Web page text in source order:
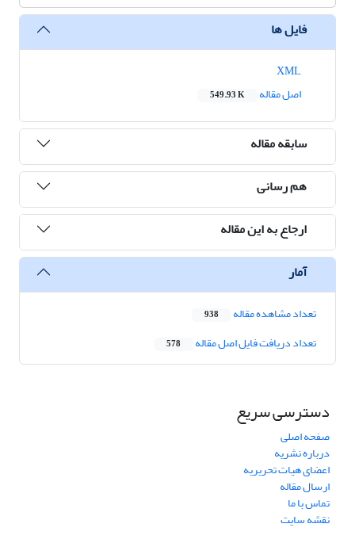
فایل ها
اصل مقاله
549.93 K
سابقه مقاله
هم رسانی
ارجاع به این مقاله
آمار
تعداد مشاهده مقاله 938
تعداد دریافت فایل اصل مقاله 578
دسترسی سریع
صفحه اصلی
درباره نشریه
اعضای هیات تحریریه
ارسال مقاله
تماس با ما
نقشه سایت